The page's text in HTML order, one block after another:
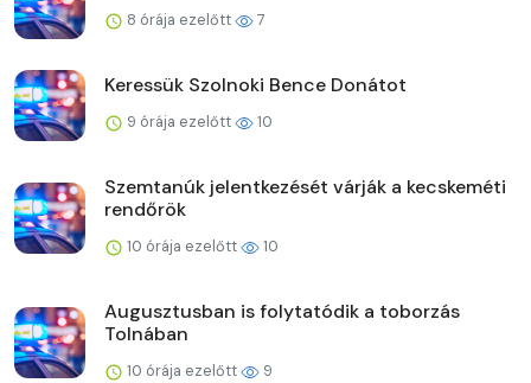
8 órája ezelőtt 7
Keressük Szolnoki Bence Donátot
9 órája ezelőtt 10
Szemtanúk jelentkezését várják a kecskeméti
rendőrök
10 órája ezelőtt 10
Augusztusban is folytatódik a toborzás
Tolnában
10 órája ezelőtt 9